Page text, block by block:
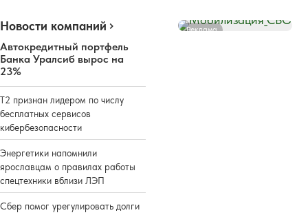
Новости компаний
Автокредитный портфель
Банка Уралсиб вырос на
23%
Т2 признан лидером по числу
бесплатных сервисов
кибербезопасности
Энергетики напомнили
ярославцам о правилах работы
спецтехники вблизи ЛЭП
Сбер помог урегулировать долги
Реклама